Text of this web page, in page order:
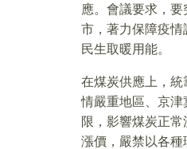
應。會議要求，
市，著力保障疫
民生取暖用能。
在煤炭供應上，
情嚴重地區、京
限，影響煤炭正
漲價，嚴禁以各種